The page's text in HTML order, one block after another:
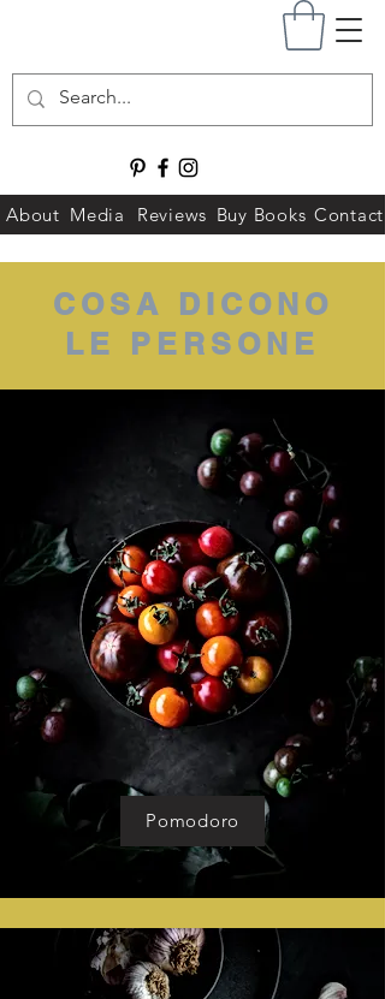
About Media Reviews Buy Books Contact
COSA DICONO
LE PERSONE
Pomodoro